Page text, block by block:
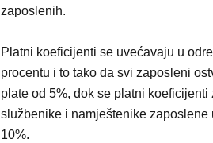
zaposlenih.
Platni koeficijenti se uvećavaju u
procentu i to tako da svi zaposleni
plate od 5%, dok se platni koeficijenti
službenike i namještenike
10%.